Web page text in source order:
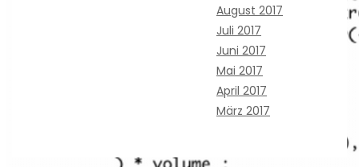
August 2017
Juli 2017
Juni 2017
Mai 2017
April 2017
März 2017